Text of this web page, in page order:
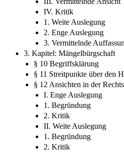
IV. Kritik
1. Weite Auslegung
2. Enge Auslegung
3. Vermittelnde
3. Kapitel: Mängelbürgschaft
§ 10 Begriffsklärung
§ 11 Streitpunkte über den
§ 12 Ansichten in der
I. Enge Auslegung
1. Begründung
2. Kritik
II. Weite Auslegung
1. Begründung
2. Kritik